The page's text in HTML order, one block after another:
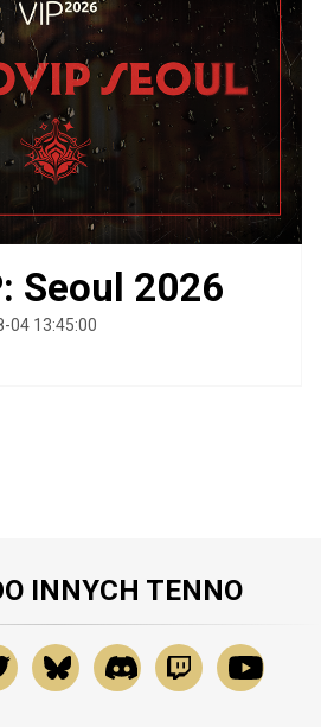
Seoul 2026
04 13:45:00
INNYCH TENNO